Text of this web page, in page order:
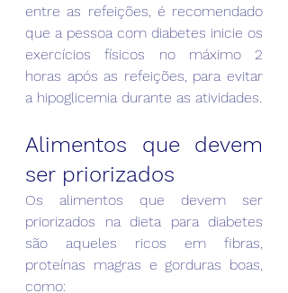
entre as refeições, é recomendado
que a pessoa com diabetes inicie os
exercícios físicos no máximo 2
horas após as refeições, para evitar
a hipoglicemia durante as atividades.
Alimentos que devem
ser priorizados
Os alimentos que devem ser
priorizados na dieta para diabetes
são aqueles ricos em fibras,
proteínas magras e gorduras boas,
como: